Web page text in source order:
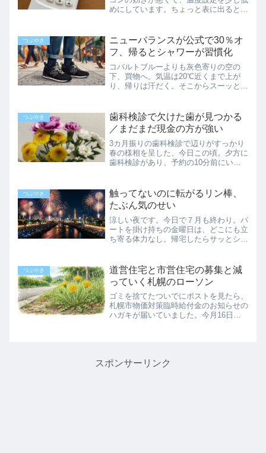
めにしています。ちょっと表に出ると、
みこまれるような感じ。明日もこれくら
い暑くなるようで、午前...
つぶやき
ニューバランスが公式で30％オ
フ、帰るとシャワーが習慣化
コバルトブルーよりも灰色寄りの空の
下、買物へ。気温は20℃近くまで上が
り、帰りは汗だく。そこからスーッと冷
らく歩いたら治りました。仕事靴に穴が
空いたタイミングでセールが...
つぶやき
歯科検診で欠けた歯が見つかる
／まだまだ現金の方が強い
3カ月振りの歯科検診で辺りがすっかり
春の様相を呈した、今日この頃。夕方に
歯科検診があり、予約の10分前にいつ
毛玉が付いてる靴下を履いてきたのに気
が付き「しまった」と思い...
つぶやき
触ってないのに転がるリン棒、
たぶん気のせい
涼しい夜です。今日で７月も終わり。パ
ートを掛け持ちの金曜日は、どこにも立
ち寄る体力なし。帰宅したらサッとシャ
ーンと低い音が続きます。方角的に家か
らは見えないけれど、豊平...
つぶやき
道営住宅と市営住宅の募集と減
っていく札幌のローソン
ゴミを捨てたついでにポストを見たら、
札幌市物価対策臨時給付金のお知らせの
ハガキが届いていました。今月16日
スポンサーリンク